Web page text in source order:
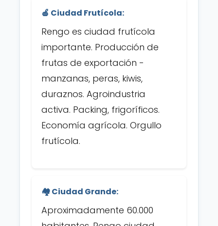
🍎 Ciudad Frutícola:
Rengo es ciudad frutícola
importante. Producción de
frutas de exportación -
manzanas, peras, kiwis,
duraznos. Agroindustria
activa. Packing, frigoríficos.
Economía agrícola. Orgullo
frutícola.
🏘️ Ciudad Grande:
Aproximadamente 60.000